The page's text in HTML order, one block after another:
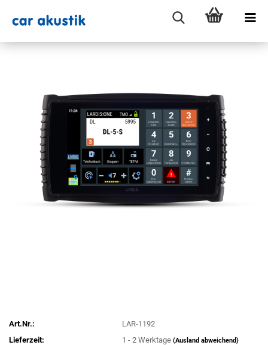
Art.Nr.:
LAR-1192
Lieferzeit:
1 - 2 Werktage(Ausland abweichend)